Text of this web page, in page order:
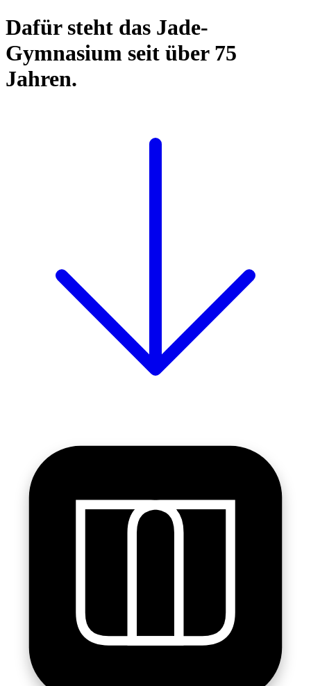
Dafür steht das Jade-
Gymnasium seit über 75
Jahren.